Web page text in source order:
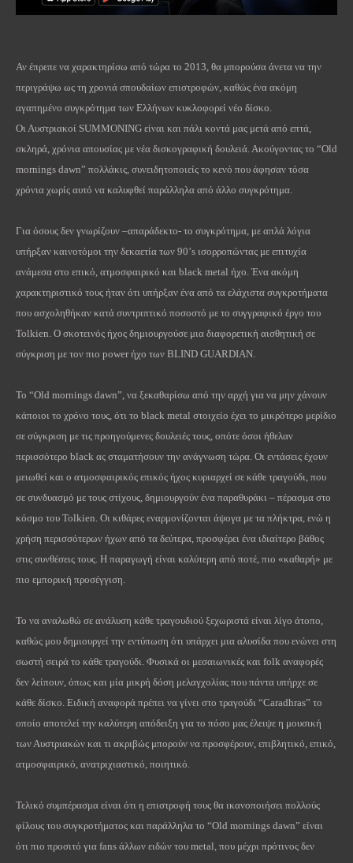
Αν έπρεπε να χαρακτηρίσω από τώρα το 2013, θα μπορούσα άνετα να την
περιγράψω ως τη χρονιά σπουδαίων επιστροφών, καθώς ένα ακόμη
αγαπημένο συγκρότημα των Ελλήνων κυκλοφορεί νέο δίσκο.
Οι Αυστριακοί SUMMONING είναι και πάλι κοντά μας μετά από επτά,
σκληρά, χρόνια απουσίας με νέα δισκογραφική δουλειά. Ακούγοντας το “Old
mornings dawn” πολλάκις, συνειδητοποιείς το κενό που άφησαν τόσα
χρόνια χωρίς αυτό να καλυφθεί παράλληλα από άλλο συγκρότημα.
Για όσους δεν γνωρίζουν –απαράδεκτο- το συγκρότημα, με απλά λόγια
υπήρξαν καινοτόμοι την δεκαετία των 90’s ισορροπώντας με επιτυχία
ανάμεσα στο επικό, ατμοσφαιρικό και black metal ήχο. Ένα ακόμη
χαρακτηριστικό τους ήταν ότι υπήρξαν ένα από τα ελάχιστα συγκροτήματα
που ασχοληθήκαν κατά συντριπτικό ποσοστό με το συγγραφικό έργο του
Tolkien . Ο σκοτεινός ήχος δημιουργούσε μια διαφορετική αισθητική σε
σύγκριση με τον πιο power ήχο των BLIND GUARDIAN
Το “Old mornings dawn”, να ξεκαθαρίσω από την αρχή για να μην χάνουν
κάποιοι το χρόνο τους, ότι το black metal στοιχείο έχει το μικρότερο μερίδιο
σε σύγκριση με τις προηγούμενες δουλειές τους, οπότε όσοι ήθελαν
περισσότερο black ας σταματήσουν την ανάγνωση τώρα. Οι εντάσεις έχουν
μειωθεί και ο ατμοσφαιρικός επικός ήχος κυριαρχεί σε κάθε τραγούδι, που
σε συνδυασμό με τους στίχους, δημιουργούν ένα παραθυράκι – πέρασμα στο
κόσμο του Tolkien . Οι κιθάρες εναρμονίζονται άψογα με τα πλήκτρα, ενώ η
χρήση περισσότερων ήχων από τα δεύτερα, προσφέρει ένα ιδιαίτερο βάθος
στις συνθέσεις τους. Η παραγωγή είναι καλύτερη από ποτέ, πιο «καθαρή» με
πιο εμπορική προσέγγιση.
Το να αναλωθώ σε ανάλυση κάθε τραγουδιού ξεχωριστά είναι λίγο άτοπο,
καθώς μου δημιουργεί την εντύπωση ότι υπάρχει μια αλυσίδα που ενώνει στη
σωστή σειρά το κάθε τραγούδι. Φυσικά οι μεσαιωνικές και folk αναφορές
δεν λείπουν, όπως και μία μικρή δόση μελαγχολίας που πάντα υπήρχε σε
κάθε δίσκο. Ειδική αναφορά πρέπει να γίνει στο τραγούδι “Caradhras” το
οποίο αποτελεί την καλύτερη απόδειξη για το πόσο μας έλειψε η μουσική
των Αυστριακών και τι ακριβώς μπορούν να προσφέρουν, επιβλητικό, επικό,
ατμοσφαιρικό, ανατριχιαστικό, ποιητικό.
Τελικό συμπέρασμα είναι ότι η επιστροφή τους θα ικανοποιήσει πολλούς
φίλους του συγκροτήματος και παράλληλα το “Old mornings dawn” είναι
ότι πιο προσιτό για fans άλλων ειδών του metal , που μέχρι πρότινος δεν